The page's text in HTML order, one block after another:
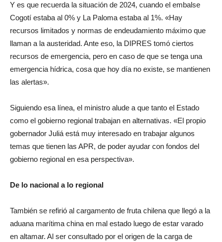
Y es que recuerda la situación de 2024, cuando el embalse
Cogotí estaba al 0% y La Paloma estaba al 1%. «Hay
recursos limitados y normas de endeudamiento máximo que
llaman a la austeridad. Ante eso, la DIPRES tomó ciertos
recursos de emergencia, pero en caso de que se tenga una
emergencia hídrica, cosa que hoy día no existe, se mantienen
las alertas».
Siguiendo esa línea, el ministro alude a que tanto el Estado
como el gobierno regional trabajan en alternativas. «El propio
gobernador Juliá está muy interesado en trabajar algunos
temas que tienen las APR, de poder ayudar con fondos del
gobierno regional en esa perspectiva».
De lo nacional a lo regional
También se refirió al cargamento de fruta chilena que llegó a la
aduana marítima china en mal estado luego de estar varado
en altamar. Al ser consultado por el origen de la carga de